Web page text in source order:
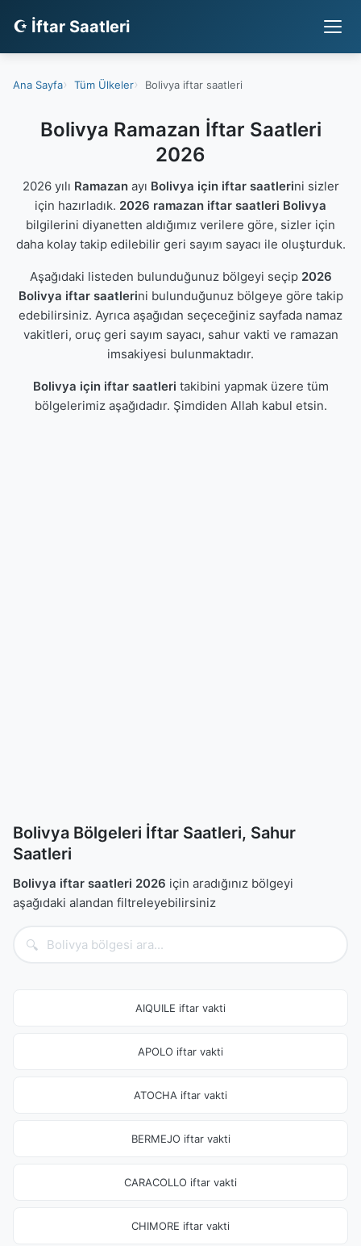
☪ İftar Saatleri
Ana Sayfa Tüm Ülkeler Bolivya iftar saatleri
Bolivya Ramazan İftar Saatleri
2026
2026 yılı Ramazanayı Bolivya için iftar saatlerini sizler
için hazırladık. 2026 ramazan iftar saatleri Bolivya
bilgilerini diyanetten aldığımız verilere göre, sizler için
daha kolay takip edilebilir geri sayım sayacı ile oluşturduk.
Aşağıdaki listeden bulunduğunuz bölgeyi seçip 2026
Bolivya iftar saatlerini bulunduğunuz bölgeye göre takip
edebilirsiniz. Ayrıca aşağıdan seçeceğiniz sayfada namaz
vakitleri, oruç geri sayım sayacı, sahur vakti ve ramazan
imsakiyesi bulunmaktadır.
Bolivya için iftar saatleri takibini yapmak üzere tüm
bölgelerimiz aşağıdadır. Şimdiden Allah kabul etsin.
Bolivya Bölgeleri İftar Saatleri, Sahur
Saatleri
Bolivya iftar saatleri 2026 için aradığınız bölgeyi
aşağıdaki alandan filtreleyebilirsiniz
🔍
AIQUILE iftar vakti
APOLO iftar vakti
ATOCHA iftar vakti
BERMEJO iftar vakti
CARACOLLO iftar vakti
CHIMORE iftar vakti